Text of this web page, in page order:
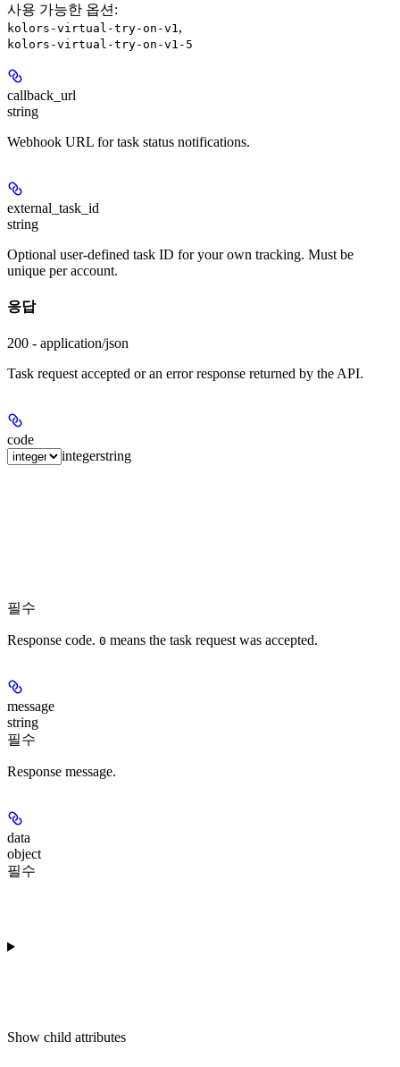
사용 가능한 옵션 :
kolors-virtual-try-on-v1 ,
kolors-virtual-try-on-v1-5
callback_url
string
Webhook URL for task status notifications.
external_task_id
string
Optional user-defined task ID for your own tracking. Must be
unique per account.
응답
200 - application/json
Task request accepted or an error response returned by the API.
code
integerstring
필수
Response code. 0 means the task request was accepted.
message
string
필수
Response message.
data
object
필수
Show child attributes